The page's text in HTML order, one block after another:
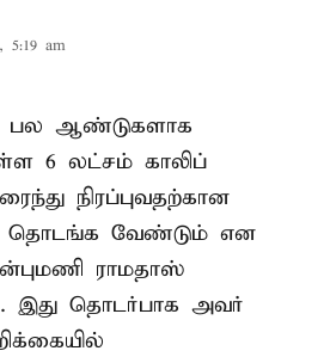
5:19 am
பல ஆண்டுகளாக
6 லட்சம் காலிப்
நிரப்புவதற்கான
தொடங்க வேண்டும் என
ராமதாஸ்
இது தொடர்பாக அவர்